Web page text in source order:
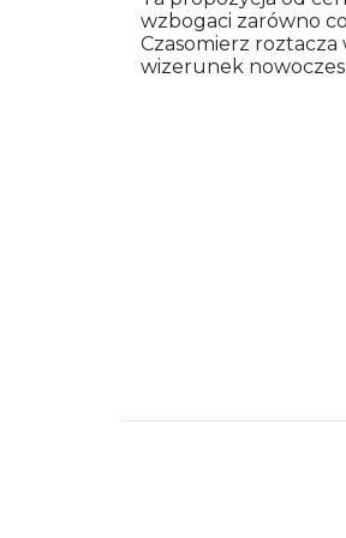
wzbogaci zarówno
Czasomierz roztacza
wizerunek